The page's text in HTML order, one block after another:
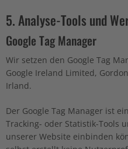
5. Analyse-Tools und
Google Tag Manager
Wir setzen den Google Tag
Google Ireland Limited,
Irland.
Der Google Tag Manager ist
Tracking- oder Statistik-Tools
unserer Website einbinden